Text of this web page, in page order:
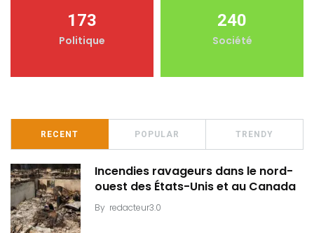
173
Politique
240
Société
RECENT POPULAR TRENDY
Incendies ravageurs dans le nord-
ouest des États-Unis et au Canada
By redacteur3.0